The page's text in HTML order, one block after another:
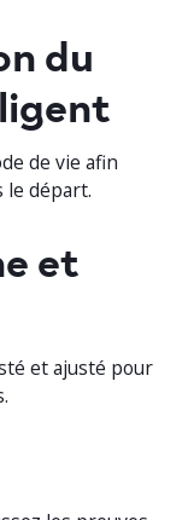
du
de vie afin
le départ.
et
et ajusté pour